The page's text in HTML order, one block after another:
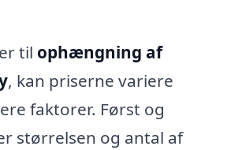
til ophængning af
, kan priserne variere
faktorer. Først og
størrelsen og antal af